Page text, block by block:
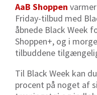
AaB Shoppen
Friday-tilbud med
åbnede Black Week
Shoppen+, og i
tilbuddene
Til Black Week kan
procent på noget af